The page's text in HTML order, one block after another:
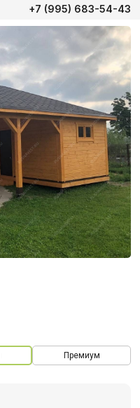
+7 (995) 683-54-43
Премиум